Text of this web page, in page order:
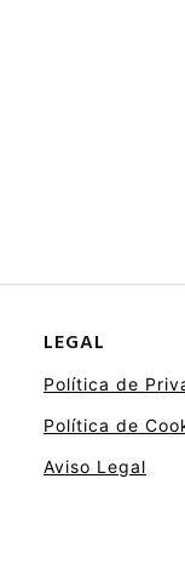
LEGAL
Política de
Política de
Aviso Legal